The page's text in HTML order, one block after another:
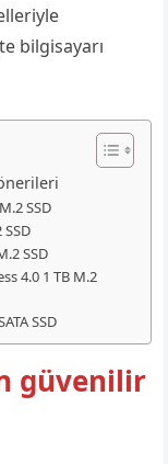
bilgisayarı
SSD
SSD
4.0 1 TB M.2
SSD
güvenilir